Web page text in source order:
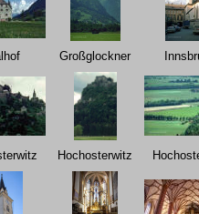
Großglockner
Hochosterwitz